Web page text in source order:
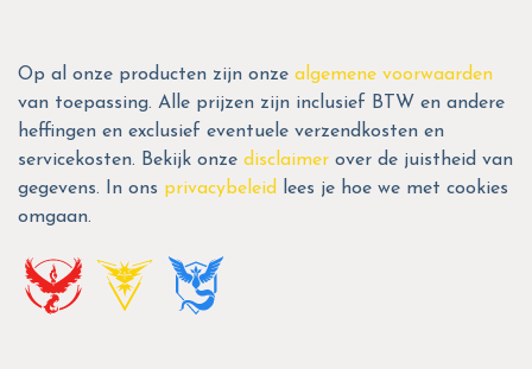
Op al onze producten zijn onze algemene voorwaarden
van toepassing. Alle prijzen zijn inclusief BTW en andere
heffingen en exclusief eventuele verzendkosten en
servicekosten. Bekijk onze disclaimer over de juistheid van
gegevens. In ons privacybeleid
lees je hoe we met cookies
omgaan.